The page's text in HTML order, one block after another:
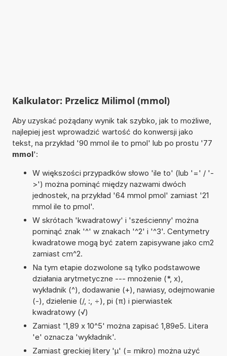
Kalkulator: Przelicz Milimol (mmol)
Aby uzyskać pożądany wynik tak szybko, jak to możliwe,
najlepiej jest wprowadzić wartość do konwersji jako
tekst, na przykład '90 mmol ile to pmol' lub po prostu '77
mmol':
W większości przypadków słowo 'ile to' (lub '=' / '-
>') można pominąć między nazwami dwóch
jednostek, na przykład '64 mmol pmol' zamiast '21
mmol ile to pmol'.
W skrótach 'kwadratowy' i 'sześcienny' można
pominąć znak '^' w znakach '^2' i '^3'. Centymetry
kwadratowe mogą być zatem zapisywane jako cm2
zamiast cm^2.
Na tym etapie dozwolone są tylko podstawowe
działania arytmetyczne --- mnożenie (*, x),
wykładnik (^), dodawanie (+), nawiasy, odejmowanie
(-), dzielenie (/, :, ÷), pi (π) i pierwiastek
kwadratowy (√)
Zamiast '1,89 x 10^5' można zapisać 1,89e5. Litera
'e' oznacza 'wykładnik'.
Zamiast greckiej litery 'µ' (= mikro) można użyć